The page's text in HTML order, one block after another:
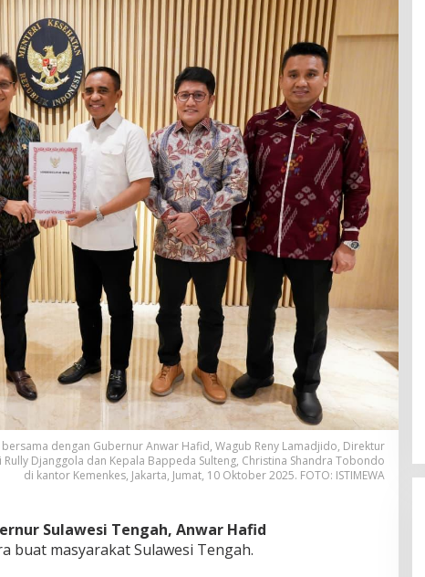
bersama dengan Gubernur Anwar Hafid, Wagub Reny Lamadjido, Direktur
Djanggola dan Kepala Bappeda Sulteng, Christina Shandra Tobondo
di kantor Kemenkes, Jakarta, Jumat, 10 Oktober 2025. FOTO: ISTIMEWA
Sulawesi Tengah, Anwar Hafid
buat masyarakat Sulawesi Tengah.